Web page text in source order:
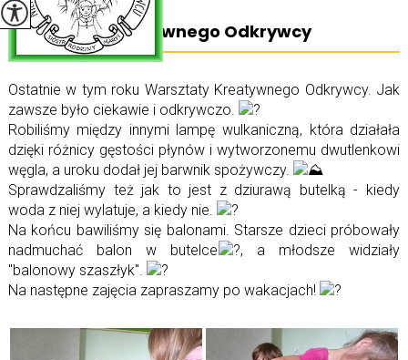
Warsztaty Kreatywnego Odkrywcy
Ostatnie w tym roku Warsztaty Kreatywnego Odkrywcy. Jak
zawsze było ciekawie i odkrywczo.
Robiliśmy między innymi lampę wulkaniczną, która działała
dzięki różnicy gęstości płynów i wytworzonemu dwutlenkowi
węgla, a uroku dodał jej barwnik spożywczy.
Sprawdzaliśmy też jak to jest z dziurawą butelką - kiedy
woda z niej wylatuje, a kiedy nie.
Na końcu bawiliśmy się balonami. Starsze dzieci próbowały
nadmuchać balon w butelce
, a młodsze widziały
"balonowy szaszłyk".
Na następne zajęcia zapraszamy po wakacjach!